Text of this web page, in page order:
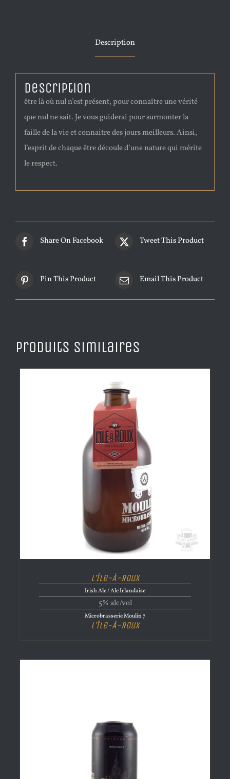
Description
Description
être là où nul n’est présent, pour connaître une vérité
que nul ne sait. Je vous guiderai pour surmonter la
faille de la vie et connaitre des jours meilleurs. Ainsi,
l’esprit de chaque être découle d’une nature qui mérite
le respect.
Share On Facebook Tweet This Product
Pin This Product Email This Product
Produits similaires
L’Île-À-Roux
Irish Ale / Ale Irlandaise
5% alc/vol
Microbrasserie Moulin 7
L’Île-À-Roux